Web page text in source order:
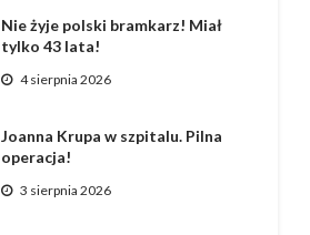
Nie żyje polski bramkarz! Miał
tylko 43 lata!
4 sierpnia 2026
Joanna Krupa w szpitalu. Pilna
operacja!
3 sierpnia 2026